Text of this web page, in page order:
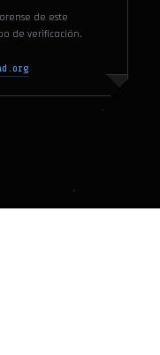
de este
de verificación.